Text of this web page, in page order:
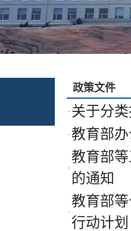
政策文件
· 关于分
· 教育部
·
教育部
的通知
·
教育部
行动计划